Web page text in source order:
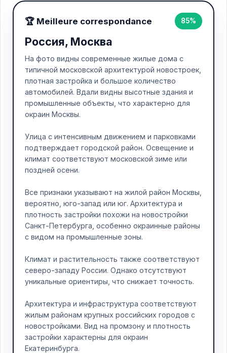
🏆 Meilleure correspondance 85%
Россия, Москва
На фото видны современные жилые дома с
типичной московской архитектурой новостроек,
плотная застройка и большое количество
автомобилей. Вдали видны высотные здания и
промышленные объекты, что характерно для
окраин Москвы.
Улица с интенсивным движением и парковками
подтверждает городской район. Освещение и
климат соответствуют московской зиме или
поздней осени.
Все признаки указывают на жилой район Москвы,
вероятно, юго-запад или юг. Архитектура и
плотность застройки похожи на новостройки
Санкт-Петербурга, особенно окраинные районы
с видом на промышленные зоны.
Климат и растительность также соответствуют
северо-западу России. Однако отсутствуют
уникальные ориентиры, что снижает точность.
Архитектура и инфраструктура соответствуют
жилым районам крупных российских городов с
новостройками. Вид на промзону и плотность
застройки характерны для окраин
Екатеринбурга.